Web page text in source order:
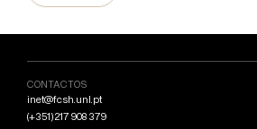
CONTACTOS
inet@fcsh.unl.pt
(+351) 217 908 379